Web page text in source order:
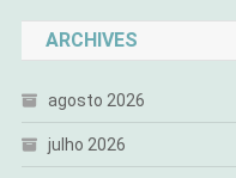
ARCHIVES
agosto 2026
julho 2026